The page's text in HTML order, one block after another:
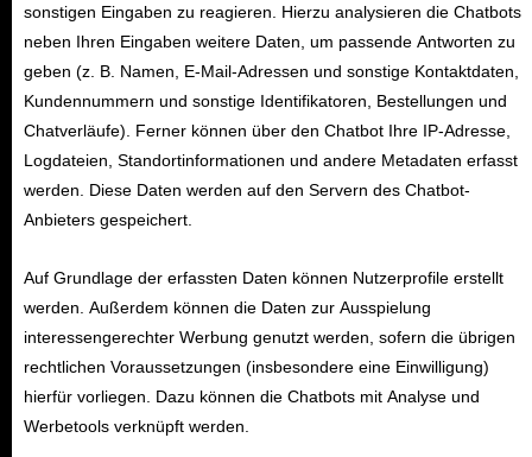
sonstigen Eingaben zu reagieren. Hierzu analysieren die Chatbots
neben Ihren Eingaben weitere Daten, um passende Antworten zu
geben (z. B. Namen, E-Mail-Adressen und sonstige Kontaktdaten,
Kundennummern und sonstige Identifikatoren, Bestellungen und
Chatverläufe). Ferner können über den Chatbot Ihre IP-Adresse,
Logdateien, Standortinformationen und andere Metadaten erfasst
werden. Diese Daten werden auf den Servern des Chatbot-
Anbieters gespeichert.
Auf Grundlage der erfassten Daten können Nutzerprofile erstellt
werden. Außerdem können die Daten zur Ausspielung
interessengerechter Werbung genutzt werden, sofern die übrigen
rechtlichen Voraussetzungen (insbesondere eine Einwilligung)
hierfür vorliegen. Dazu können die Chatbots mit Analyse und
Werbetools verknüpft werden.